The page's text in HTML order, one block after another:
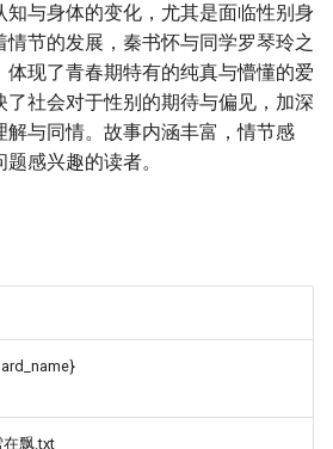
与身体的变化，尤其是面临性别身
节的发展，秦书怀与同学罗琴玲之
体现了青春期特有的纯真与懵懂的爱
社会对于性别的期待与偏见，加深
解与同情。故事内涵丰富，情节感
感兴趣的读者。
飘.txt